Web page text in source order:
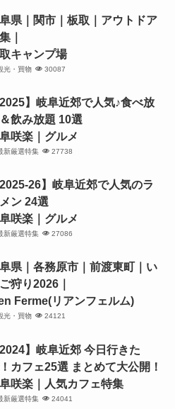
県｜関市｜板取｜アウトドア
｜
キャンプ場
光・買物 30087
2025】岐阜近郊で人気♪食べ放
飲み放題 10選
咲楽｜グルメ
新厳選特集 27738
2025-26】岐阜近郊で人気のラ
ン 24選
咲楽｜グルメ
新厳選特集 27086
県｜各務原市｜前渡東町｜い
狩り2026｜
Ferme(リアンフェルム)
光・買物 24121
2024】岐阜近郊 今日行きた
カフェ25選 まとめて大公開！
咲楽｜人気カフェ特集
新厳選特集 24041